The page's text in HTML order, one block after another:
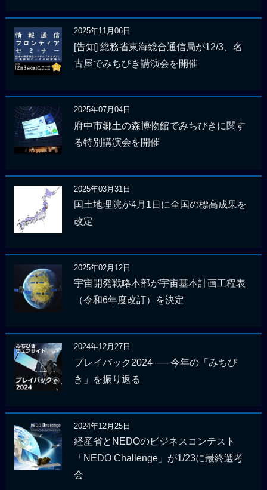
2025年11月06日
[告知] 総務省東海総合通信局が12/3、名
古屋でみちびき講演会を開催
2025年07月04日
府中市郷土の森博物館でみちびきに関す
る特別講演会を開催
2025年03月31日
国土地理院が4月1日に全国の標高成果を
改定
2025年02月12日
宇宙開発戦略本部が宇宙基本計画工程表
（令和6年度改訂）を決定
2024年12月27日
プレイバック2024 ── 今年の「みちび
き」を振り返る
2024年12月25日
経産省とNEDOのビジネスコンテスト
「NEDO Challenge」が1/23に最終選考
会